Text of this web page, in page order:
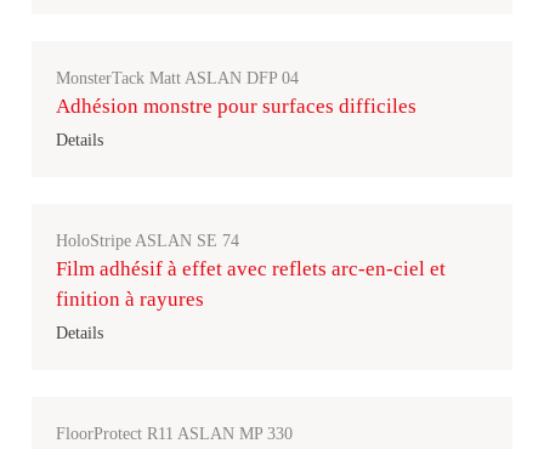
MonsterTack Matt ASLAN DFP 04
Adhésion monstre pour surfaces difficiles
Details
HoloStripe ASLAN SE 74
Film adhésif à effet avec reflets arc-en-ciel et
finition à rayures
Details
FloorProtect R11 ASLAN MP 330